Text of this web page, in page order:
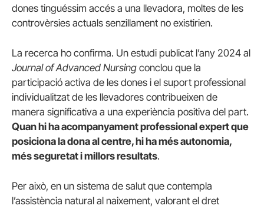
dones tinguéssim accés a una llevadora, moltes de les
controvèrsies actuals senzillament no existirien.
La recerca ho confirma. Un estudi publicat l’any 2024 al
Journal of Advanced Nursing conclou que la
participació activa de les dones i el suport professional
individualitzat de les llevadores contribueixen de
manera significativa a una experiència positiva del part.
Quan hi ha acompanyament professional expert que
posiciona la dona al centre, hi ha més autonomia,
més seguretat i millors resultats.
Per això, en un sistema de salut que contempla
l’assistència natural al naixement, valorant el dret